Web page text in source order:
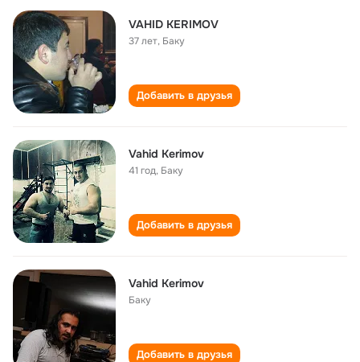
VAHID KERIMOV
37 лет, Баку
Добавить в друзья
Vahid Kerimov
41 год, Баку
Добавить в друзья
Vahid Kerimov
Баку
Добавить в друзья